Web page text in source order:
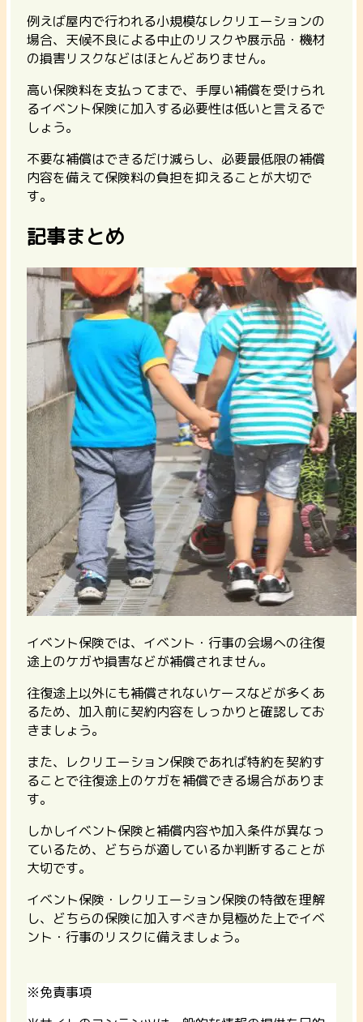
例えば屋内で行われる小規模なレクリエーションの
場合、天候不良による中止のリスクや展示品・機材
の損害リスクなどはほとんどありません。
高い保険料を支払ってまで、手厚い補償を受けられ
るイベント保険に加入する必要性は低いと言えるで
しょう。
不要な補償はできるだけ減らし、必要最低限の補償
内容を備えて保険料の負担を抑えることが大切で
す。
記事まとめ
イベント保険では、イベント・行事の会場への往復
途上のケガや損害などが補償されません。
往復途上以外にも補償されないケースなどが多くあ
るため、加入前に契約内容をしっかりと確認してお
きましょう。
また、レクリエーション保険であれば特約を契約す
ることで往復途上のケガを補償できる場合がありま
す。
しかしイベント保険と補償内容や加入条件が異なっ
ているため、どちらが適しているか判断することが
大切です。
イベント保険・レクリエーション保険の特徴を理解
し、どちらの保険に加入すべきか見極めた上でイベ
ント・行事のリスクに備えましょう。
※免責事項